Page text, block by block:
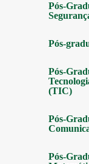
Pós-
Pós-
Pós-
(TIC)
Pós-
Pós-